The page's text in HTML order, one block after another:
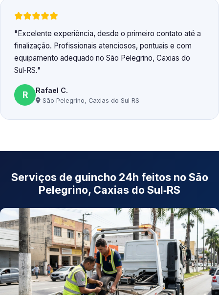
Excelente experiência, desde o primeiro contato até a
finalização. Profissionais atenciosos, pontuais e com
equipamento adequado no São Pelegrino, Caxias do
Sul‑RS.
R Rafael C.
São Pelegrino, Caxias do Sul‑RS
Serviços de guincho 24h feitos no São
Pelegrino, Caxias do Sul‑RS